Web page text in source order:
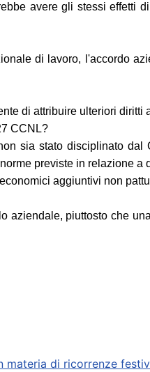
avere gli stessi effetti
di lavoro, l'accordo
di attribuire ulteriori diritti
CCNL?
sia stato disciplinato
previste in relazione
aggiuntivi non
aziendale, piuttosto che
materia di ricorrenze